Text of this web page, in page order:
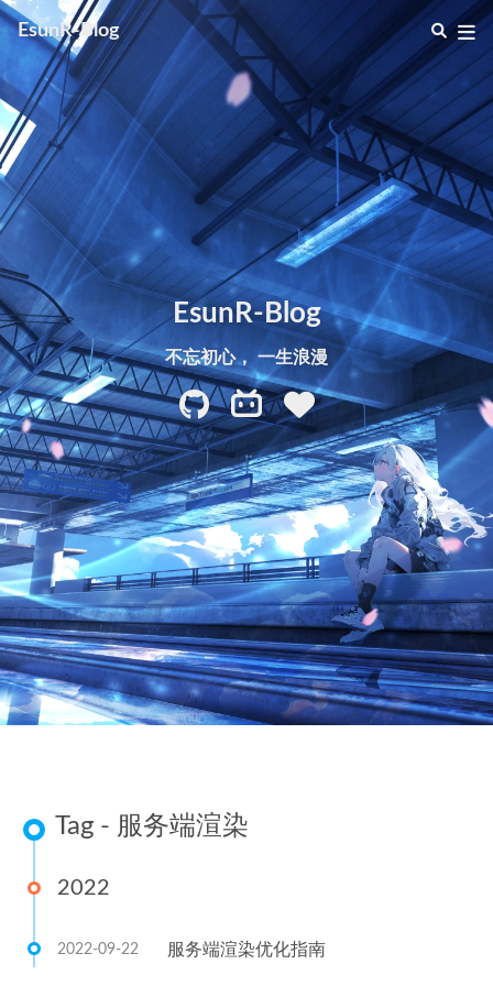
EsunR-Blog
EsunR-Blog
不忘初心， 一生浪漫
Tag - 服务端渲染
2022
2022-09-22 服务端渲染优化指南